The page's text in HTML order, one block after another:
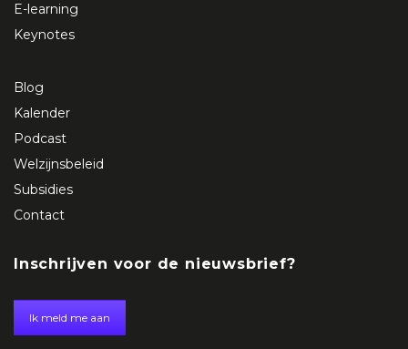
E-learning
Keynotes
Blog
Kalender
Podcast
Welzijnsbeleid
Subsidies
Contact
Inschrijven voor de nieuwsbrief?
Ik meld me aan